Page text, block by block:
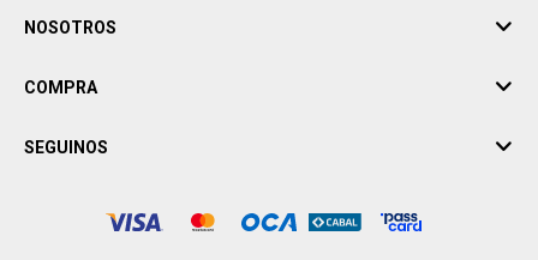
NOSOTROS
COMPRA
SEGUINOS